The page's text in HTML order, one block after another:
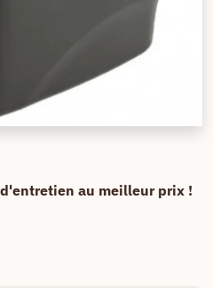
au meilleur prix !